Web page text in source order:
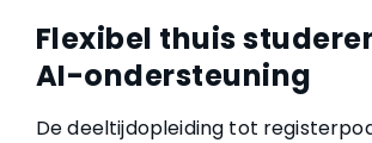
Flexibel thuis
AI-ondersteuning
De deeltijdopleiding tot